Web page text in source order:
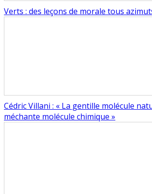
Verts : des leçons de morale tous
Cédric Villani : « La gentille molécule
méchante molécule chimique »